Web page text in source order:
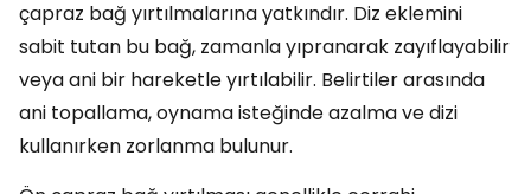
çapraz bağ yırtılmalarına yatkındır. Diz eklemini
sabit tutan bu bağ, zamanla yıpranarak zayıflayabilir
veya ani bir hareketle yırtılabilir. Belirtiler arasında
ani topallama, oynama isteğinde azalma ve dizi
kullanırken zorlanma bulunur.